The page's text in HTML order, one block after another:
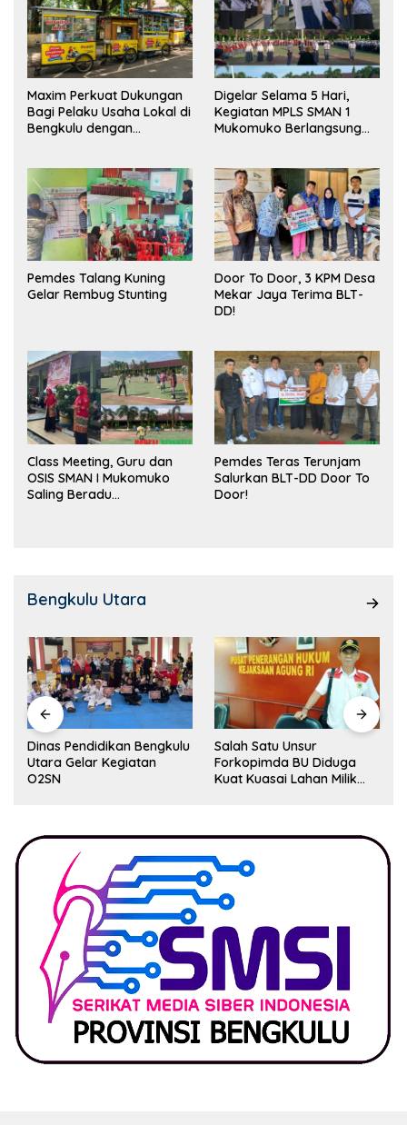
Maxim Perkuat Dukungan
Bagi Pelaku Usaha Lokal di
Bengkulu dengan
Pasar
Digelar Selama 5 Hari,
Kegiatan MPLS SMAN 1
Mukomuko Berlangsung
Pemdes Talang Kuning
Gelar Rembug Stunting
Door To Door, 3 KPM Desa
Mekar Jaya Terima BLT-
DD!
Class Meeting, Guru dan
OSIS SMAN I Mukomuko
Saling Beradu
Pemdes Teras Terunjam
Salurkan BLT-DD Door To
Door!
Bengkulu Utara
Dinas Pendidikan Bengkulu
Utara Gelar Kegiatan
O2SN
Salah Satu Unsur
Forkopimda BU Diduga
Kuat Kuasai Lahan Milik